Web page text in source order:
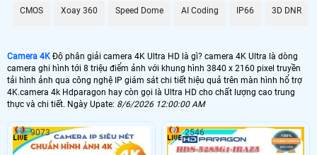
👍 Lắp 1 Camera Siêu Nét Hikvision
💮 Lắp Camera 4K Có Thu Âm
10.900,000 VNĐ
🔥 Lắp Camera Ultra 4k Hdparagon IP
3.560.000 VNĐ
CMOS Xoay 360 Speed Dome AI Coding IP66 3D DNR
Camera 4K Độ phân giải camera 4K Ultra HD là gì? camera 4K Ultra là dòng
camera ghi hình tới 8 triệu điểm ảnh với khung hình 3840 x 2160 pixel truyền
tải hình ảnh qua công nghệ IP giám sát chi tiết hiệu quả trên màn hình hổ trợ
4K.camera 4k Hdparagon hay còn gọi là Ultra HD cho chất lượng cao trung
thực và chi tiết. Ngày Upate: 8/6/2026 12:00:00 AM
9073 2546